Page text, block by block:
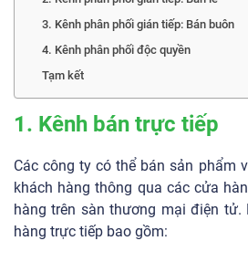
3. Kênh phân phối gián tiếp: Bán buôn
4. Kênh phân phối độc quyền
Tạm kết
1. Kênh bán trực tiếp
Các công ty có thể bán sản phẩm
khách hàng thông qua các cửa
hàng trên sàn thương mại điện
hàng trực tiếp bao gồm: